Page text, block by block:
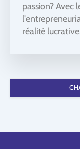
passion? Avec
réalité